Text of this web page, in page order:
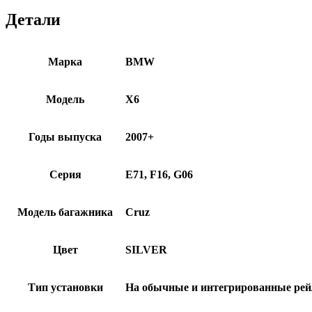
Детали
Марка BMW
Модель X6
Годы выпуска 2007+
Серия E71, F16, G06
Модель багажника Cruz
Цвет SILVER
Тип установки На обычные и интегрированные